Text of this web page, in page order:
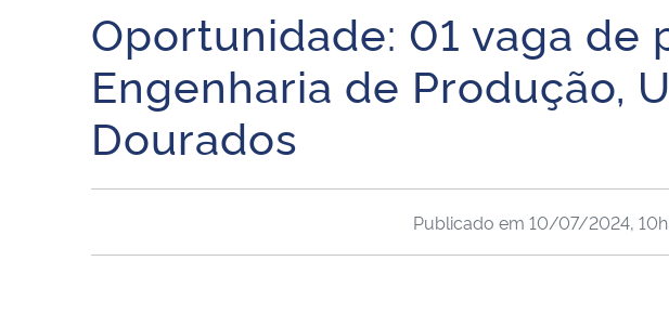
Início do conteúdo
Oportunidade: 01 vaga
Engenharia de Produção,
Dourados
Publicado em 10/07/2024,